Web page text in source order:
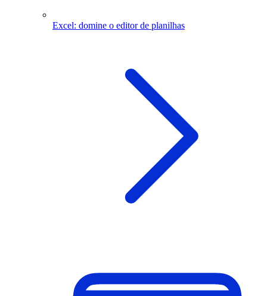
Excel: domine o editor de planilhas